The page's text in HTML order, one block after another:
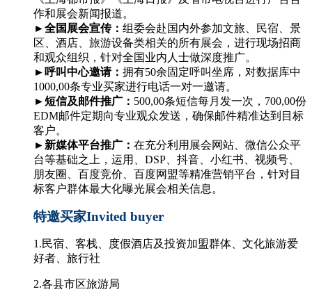
作和展会新闻报道。
►全国展会宣传： 组委会赴国内外参加文旅、民宿、景
区、酒店、旅游设备类相关的所有展会，进行现场招商
和观众组织，针对全国业内人士做深度推广。
► 呼叫中心邀请： 拥有50余固定呼叫坐席，对数据库中
1000,00条专业买家进行电话一对一邀请。
►短信及邮件推广： 500,00条短信每月发一次，700,00份
EDM邮件定期向专业观众发送，确保邮件精准达到目标
客户。
► 新媒体平台推广： 在充分利用展会网站、微信公众平
台等基础之上，运用、DSP、抖音、小红书、视频号、
朋友圈、百度竞价、百度网盟等精准营销平台，针对目
标客户群体最大化曝光展会相关信息。
特邀买家Invited buyer
1.民宿、客栈、度假酒店及投资加盟群体、文化旅游爱
好者、旅行社
2.各县市区旅游局